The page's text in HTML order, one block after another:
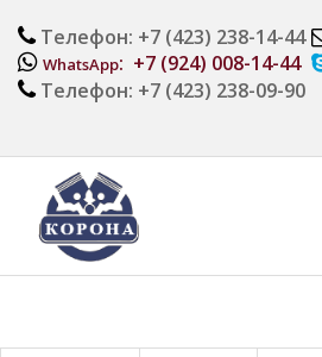
Телефон: +7 (423) 238-14-44
WhatsApp: +7 (924) 008-14-44
Телефон: +7 (423) 238-09-90